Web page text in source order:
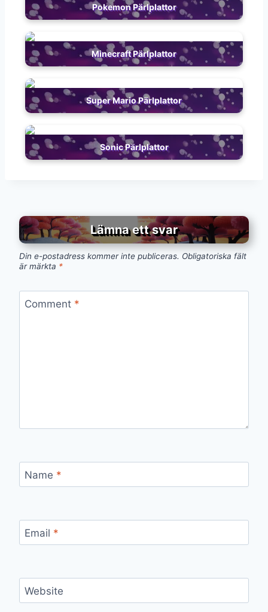
Pokemon Pärlplattor
Minecraft Pärlplattor
Super Mario Pärlplattor
Sonic Pärlplattor
Lämna ett svar
Din e-postadress kommer inte publiceras. Obligatoriska fält
är märkta *
Comment *
Name *
Email *
Website